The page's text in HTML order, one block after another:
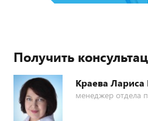
Получить
Краева Лариса
менеджер отдела